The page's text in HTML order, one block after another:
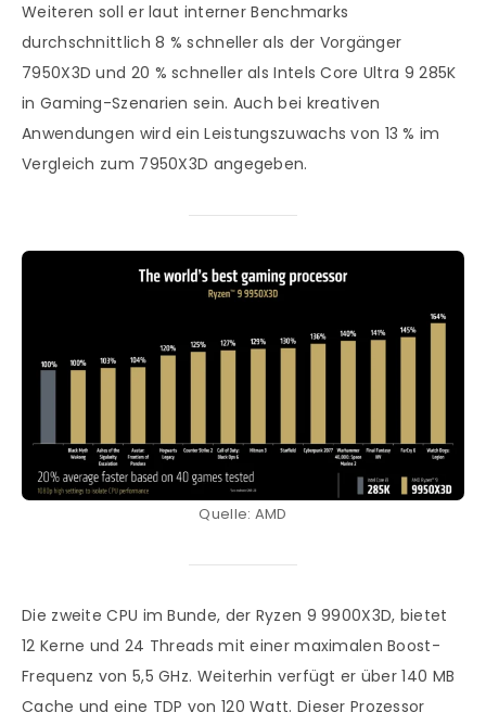
Weiteren soll er laut interner Benchmarks
durchschnittlich 8 % schneller als der Vorgänger
7950X3D und 20 % schneller als Intels Core Ultra 9 285K
in Gaming-Szenarien sein. Auch bei kreativen
Anwendungen wird ein Leistungszuwachs von 13 % im
Vergleich zum 7950X3D angegeben.
Quelle: AMD
Die zweite CPU im Bunde, der Ryzen 9 9900X3D, bietet
12 Kerne und 24 Threads mit einer maximalen Boost-
Frequenz von 5,5 GHz. Weiterhin verfügt er über 140 MB
Cache und eine TDP von 120 Watt. Dieser Prozessor